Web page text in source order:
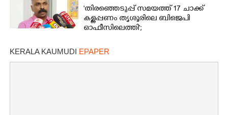
'തിരഞ്ഞെടുപ്പ് സമയത്ത് 17 ചാക്ക്
കള്ളപ്പണം തൃശൂരിലെ ബിജെപി
ഓഫീസിലെത്തി';
സെക്രട്ടറി
KERALA KAUMUDI EPAPER